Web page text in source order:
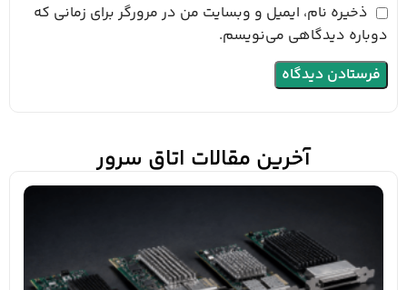
ذخیره نام، ایمیل و وبسایت من در مرورگر برای زمانی که
دوباره دیدگاهی می‌نویسم.
آخرین مقالات اتاق سرور